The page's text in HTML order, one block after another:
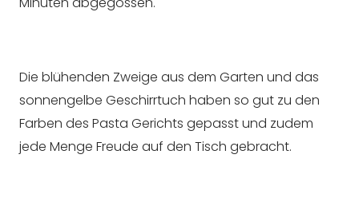
Die blühenden Zweige aus dem Garten und das
sonnengelbe Geschirrtuch haben so gut zu den
Farben des Pasta Gerichts gepasst und zudem
jede Menge Freude auf den Tisch gebracht.